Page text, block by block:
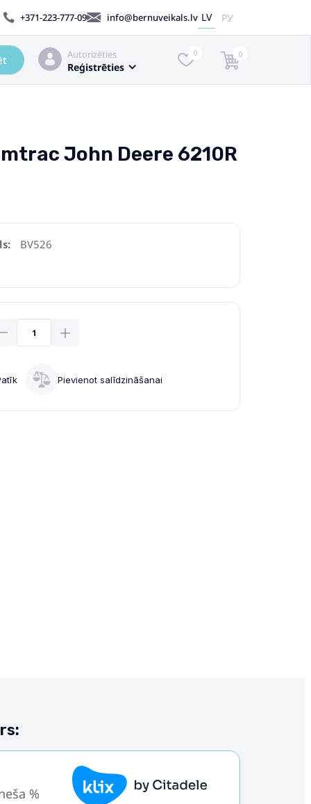
+371-223-777-09 info@bernuveikals.lv LV РУ
Autorizēties
Reģistrēties
0 0
John Deere 6210R
BV526
Pievienot salīdzināšanai
%